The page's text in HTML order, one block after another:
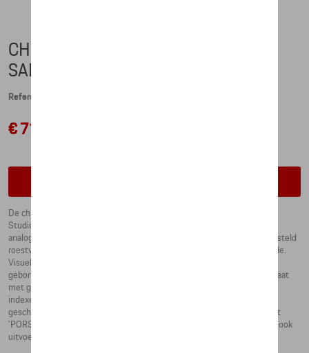
CHRONOGRAPH MARTINI RACING -
SAFARI (37MM)
Referentie: WAP0700210P037
€ 710,74
De chronograaf uit de MARTINI RACING® Collection is ontworpen door
Studio FA Porsche. Hedendaagse kenmerken winnen de race: van het
analoge RONDA-kwartsuurwerk en de zilverkleurige kast van fijn geborsteld
roestvrij staal tot het mineraalglas met antireflectiecoating aan één zijde.
Visuele hoogtepunten zijn de zilveren roestvrijstalen armband met
geborstelde en gepolijste schakels en de bijpassende metalen wijzerplaat
met gepolijst MARTINI RACING®-design en gepolijst zilver, toegepaste
indexen en 'Made in Germany'-belettering op 6 uur. De gepolijste,
geschroefde kroon is versierd met een gegraveerd Porsche-wapen. Het
'PORSCHE' logo op de vlindersluiting van de roestvrijstalen armband is ook
uitvoerig gegraveerd.